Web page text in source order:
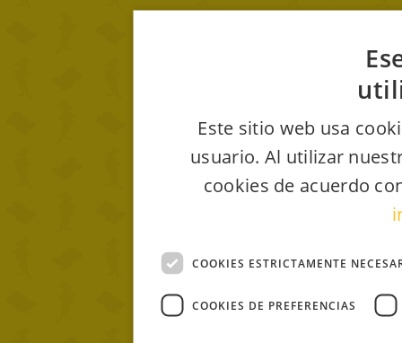
Este sitio web usa
usuario. Al utilizar
cookies de acuerdo
COOKIES ESTRICTAMENTE
COOKIES DE PREFERENCIAS